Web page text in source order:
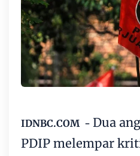
IDNBC.COM - Dua
PDIP melempar